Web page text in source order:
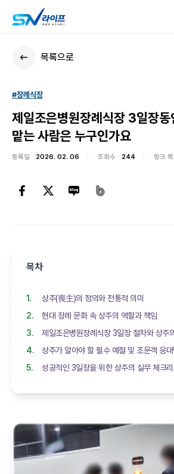
목록으로
#장례식장
제일조은병원장례식장 3일장동
맡는 사람은 누구인가요
등록일 2026. 02. 06 조회수 244 링크
목차
상주(喪主)의 정의와 전통적 의미
현대 장례 문화 속 상주의 역할과 책임
제일조은병원장례식장 3일장 절차와 상주
상주가 알아야 할 필수 예절 및 조문객 응대
성공적인 3일장을 위한 상주의 실무 체크